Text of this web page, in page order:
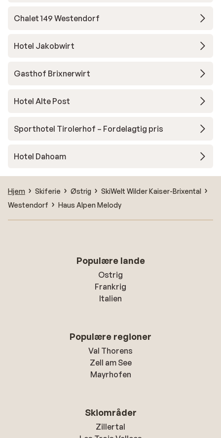
Chalet 149 Westendorf
Hotel Jakobwirt
Gasthof Brixnerwirt
Hotel Alte Post
Sporthotel Tirolerhof – Fordelagtig pris
Hotel Dahoam
Hjem Skiferie Østrig
SkiWelt Wilder Kaiser-Brixental
Westendorf
Haus Alpen Melody
Populære lande
Ostrig
Frankrig
Italien
Populære regioner
Val Thorens
Zell am See
Mayrhofen
Skiområder
Zillertal